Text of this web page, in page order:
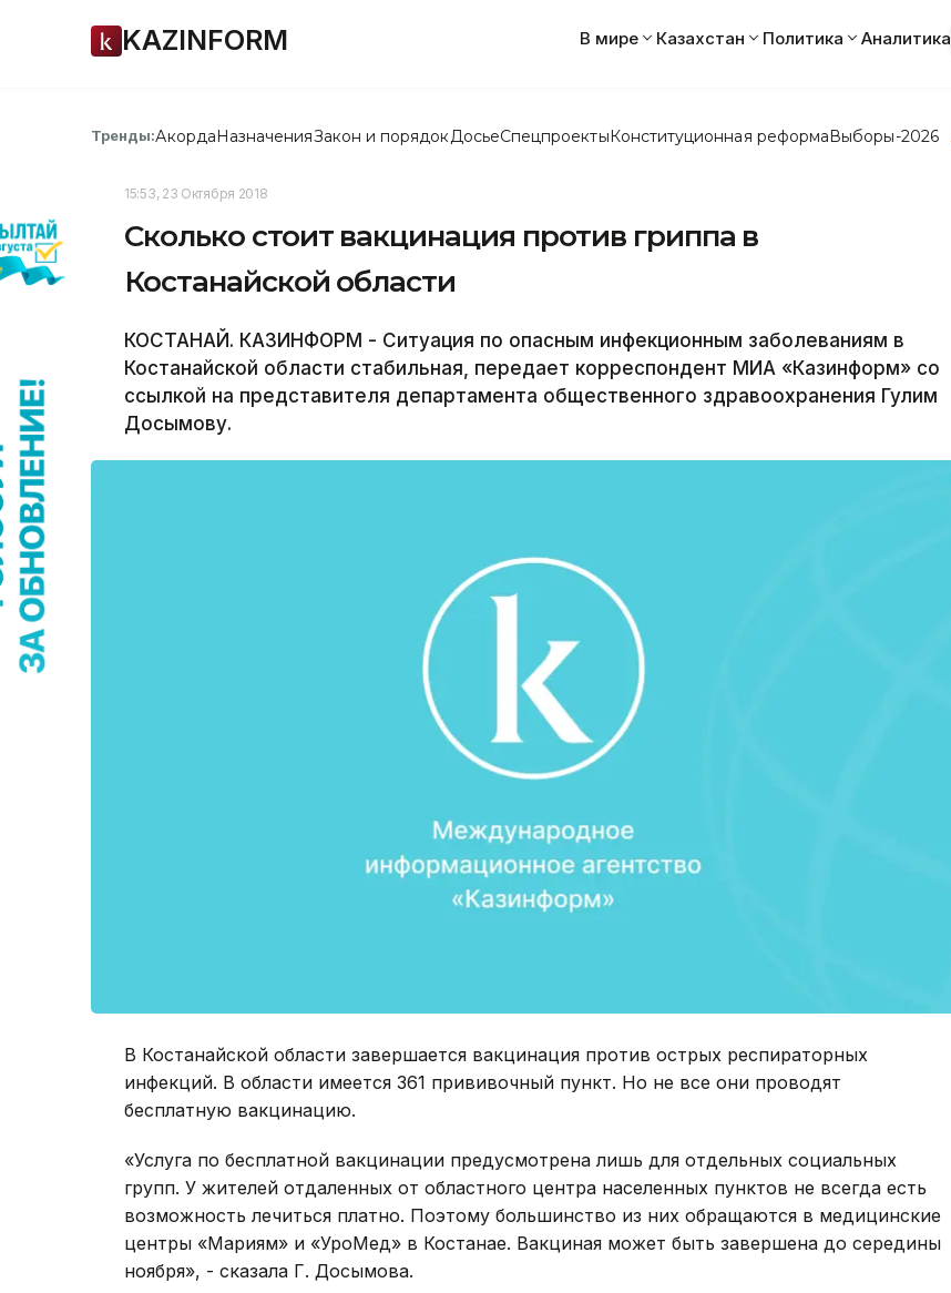
KAZINFORM В мире Казахстан Политика Аналитика
Тренды:АкордаНазначенияЗакон и порядок ДосьеСпецпроектыКонституционная реформаВыборы-2026
15:53, 23 Октября 2018
Сколько стоит вакцинация против гриппа в
Костанайской области
КОСТАНАЙ. КАЗИНФОРМ - Ситуация по опасным инфекционным заболеваниям в
Костанайской области стабильная, передает корреспондент МИА «Казинформ» со
ссылкой на представителя департамента общественного здравоохранения Гулим
Досымову.
В Костанайской области завершается вакцинация против острых респираторных
инфекций. В области имеется 361 прививочный пункт. Но не все они проводят
бесплатную вакцинацию.
«Услуга по бесплатной вакцинации предусмотрена лишь для отдельных социальных
групп. У жителей отдаленных от областного центра населенных пунктов не всегда есть
возможность лечиться платно. Поэтому большинство из них обращаются в медицинские
центры «Мариям» и «УроМед» в Костанае. Вакциная может быть завершена до середины
ноября», - сказала Г. Досымова.